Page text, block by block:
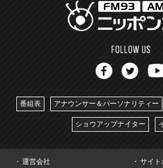
番組表 アナウンサー＆パーソナリティー
ショウアップナイター
運営会社 サイト